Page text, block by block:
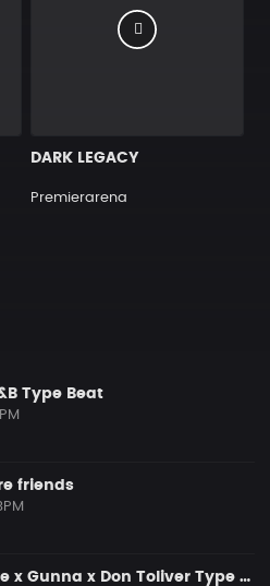
DARK LEGACY
Premierarena
Type Beat
friends
"Radio" - Future x Gunna x Don Toliver Type Beat 2026 | Melodic Trap | 171 bpm